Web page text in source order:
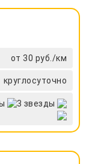
от 30 руб./км
круглосуточно